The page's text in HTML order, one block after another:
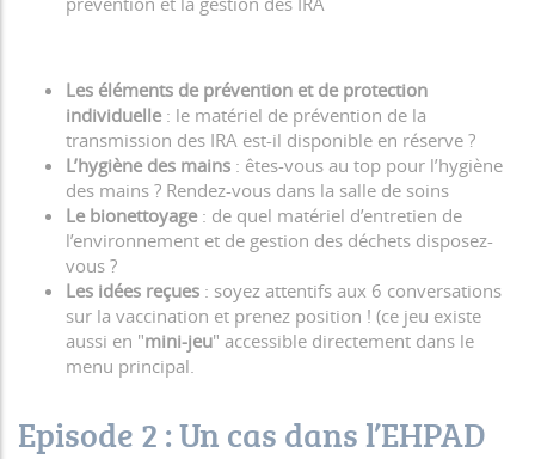
Les éléments de prévention et de protection
individuelle: le matériel de prévention de la
transmission des IRA est-il disponible en réserve ?
L’hygiène des mains : êtes-vous au top pour l’hygiène
des mains ? Rendez-vous dans la salle de soins
Le bionettoyage: de quel matériel d’entretien de
l’environnement et de gestion des déchets disposez-
vous ?
Les idées reçues : soyez attentifs aux 6 conversations
sur la vaccination et prenez position ! (ce jeu existe
aussi en "mini-jeu" accessible directement dans le
menu principal.
Episode 2 : Un cas dans l’EHPAD